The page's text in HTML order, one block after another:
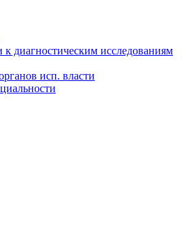
к диагностическим исследованиям
исп. власти